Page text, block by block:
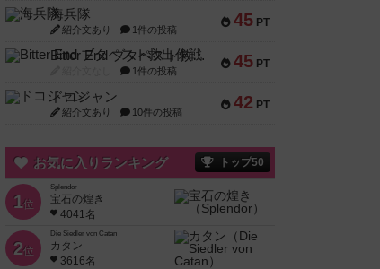
45 PT
海兵隊
紹介文あり 1件の投稿
45 PT
Bitter End ブタペスト救出作戦
1件の投稿
42 PT
ドコジャン
紹介文あり 10件の投稿
お気に入りランキング トップ50
1位
Splendor
宝石の煌き
4041名
2位
Die Siedler von Catan
カタン
3616名